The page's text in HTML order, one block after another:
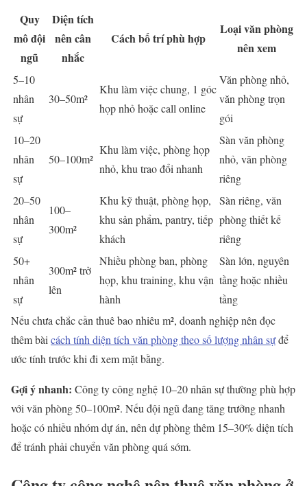
Quy
mô đội
ngũ
Diện tích
nên cân
nhắc
Cách bố trí phù hợp
Loại văn phòng
nên xem
5–10
nhân
sự
30–50m²
Khu làm việc chung, 1 góc
họp nhỏ hoặc call online
Văn phòng nhỏ,
văn phòng trọn
gói
10–20
nhân
sự
50–100m²
Khu làm việc, phòng họp
nhỏ, khu trao đổi nhanh
Sàn văn phòng
nhỏ, văn phòng
riêng
20–50
nhân
sự
100–
300m²
Khu kỹ thuật, phòng họp,
khu sản phẩm, pantry, tiếp
khách
Sàn riêng, văn
phòng thiết kế
riêng
50+
nhân
sự
300m² trở
lên
Nhiều phòng ban, phòng
họp, khu training, khu vận
hành
Sàn lớn, nguyên
tầng hoặc nhiều
tầng
Nếu chưa chắc cần thuê bao nhiêu m², doanh nghiệp nên đọc
thêm bàicách tính diện tích văn phòng theo số lượng nhân sựđể
ước tính trước khi đi xem mặt bằng.
Gợi ý nhanh: Công ty công nghệ 10–20 nhân sự thường phù hợp
với văn phòng 50–100m². Nếu đội ngũ đang tăng trưởng nhanh
hoặc có nhiều nhóm dự án, nên dự phòng thêm 15–30% diện tích
để tránh phải chuyển văn phòng quá sớm.